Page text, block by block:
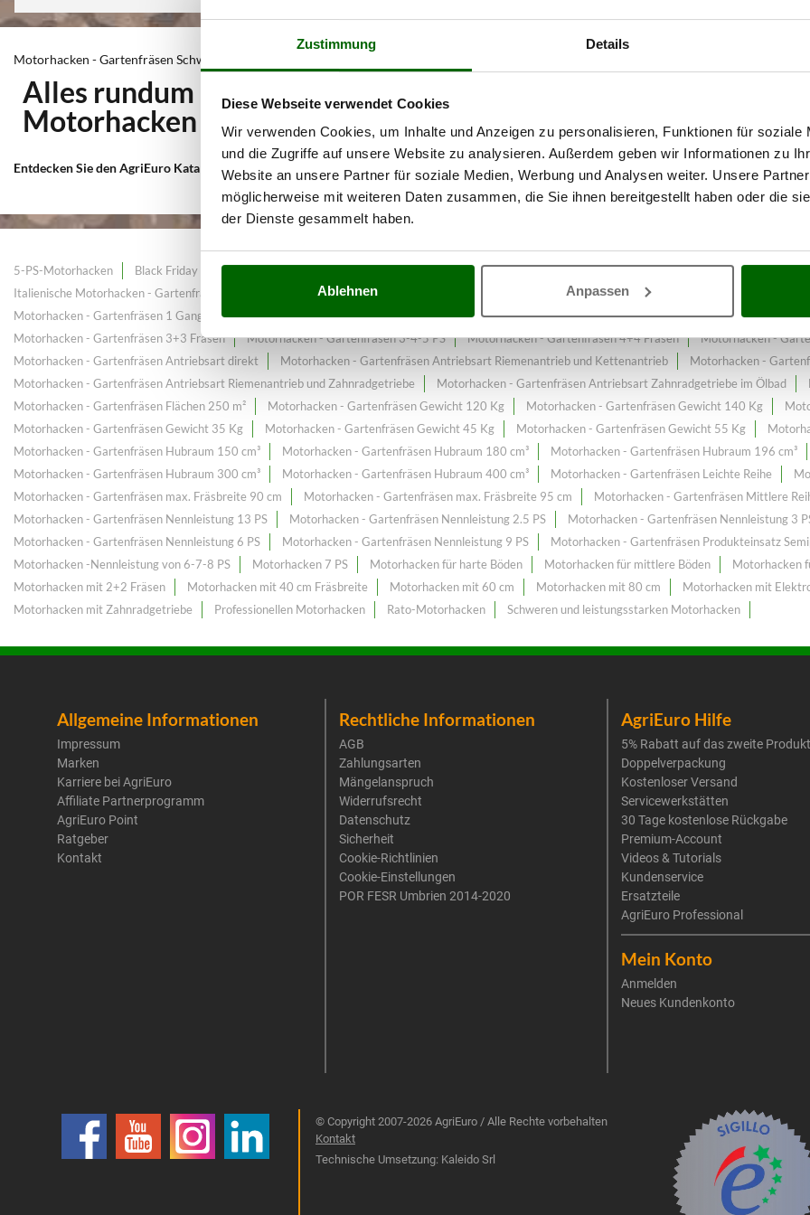
Zustimmung Details
Diese Webseite verwendet Cookies
Wir verwenden Cookies, um Inhalte und Anzeigen zu personalisieren, Funktionen für soziale
und die Zugriffe auf unsere Website zu analysieren. Außerdem geben wir Informationen zu
Website an unsere Partner für soziale Medien, Werbung und Analysen weiter. Unsere
möglicherweise mit weiteren Daten zusammen, die Sie ihnen bereitgestellt haben oder die
der Dienste gesammelt haben.
Ablehnen Anpassen
Motorhacken - Gartenfräsen Schwere Reihe
Alles rundum Geräte zur Bodenbearbeitung
Eine
Motorhacken - Gartenfräsen Schwere Reihezum BestPreis.
Entdecken Sie den AgriEuro Katalog 2026 für Motorhacken - Gartenfräsen Schwere Reihe , der laufend erweitert und aktualisiert wird
5-PS-Motorhacken Black Friday Motorhacken Briggs & Stratton Motorhacken GeoTech Motorhacken
Italienische Motorhacken - Gartenfräsen
Kleinen Motorhacken - Gartenfräsen Kleine Reihe Kleinen und leichten Motorhacken Kohler-
Motorhacken - Gartenfräsen 1 Gang
Motorhacken - Gartenfräsen 1 Gang + Rückwärtsgang Motorhacken - Gartenfräsen 2 Gänge +
Motorhacken - Gartenfräsen 3+3 Fräsen
Motorhacken - Gartenfräsen 3-4-5 PS Motorhacken - Gartenfräsen 4+4 Fräsen
Motorhacken -
Motorhacken - Gartenfräsen Antriebsart direkt
Motorhacken - Gartenfräsen Antriebsart Riemenantrieb und Kettenantrieb
Motorhacken -
Motorhacken - Gartenfräsen Antriebsart Riemenantrieb und Zahnradgetriebe
Motorhacken - Gartenfräsen Antriebsart Zahnradgetriebe im Ölbad
Motorhacken - Gartenfräsen Flächen 250 m²
Motorhacken - Gartenfräsen Gewicht 120 Kg Motorhacken - Gartenfräsen Gewicht 140 Kg
Motorhacken - Gartenfräsen Gewicht 35 Kg
Motorhacken - Gartenfräsen Gewicht 45 Kg Motorhacken - Gartenfräsen Gewicht 55 Kg
Motorhacken - Gartenfräsen Hubraum 150 cm³
Motorhacken - Gartenfräsen Hubraum 180 cm³ Motorhacken - Gartenfräsen Hubraum 196 cm³
Motorhacken - Gartenfräsen Hubraum 300 cm³
Motorhacken - Gartenfräsen Hubraum 400 cm³ Motorhacken - Gartenfräsen Leichte Reihe
Motorhacken - Gartenfräsen max. Fräsbreite 90 cm
Motorhacken - Gartenfräsen max. Fräsbreite 95 cm Motorhacken - Gartenfräsen Mittlere
Motorhacken - Gartenfräsen Nennleistung 13 PS
Motorhacken - Gartenfräsen Nennleistung 2.5 PS Motorhacken - Gartenfräsen Nennleistung 3
Motorhacken - Gartenfräsen Nennleistung 6 PS
Motorhacken - Gartenfräsen Nennleistung 9 PS Motorhacken - Gartenfräsen Produkteinsatz
Motorhacken -Nennleistung von 6-7-8 PS
Motorhacken 7 PS Motorhacken für harte Böden Motorhacken für mittlere Böden Motorhacken
Motorhacken mit 2+2 Fräsen
Motorhacken mit 40 cm Fräsbreite Motorhacken mit 60 cm Motorhacken mit 80 cm Motorhacken mit
Motorhacken mit Zahnradgetriebe
Professionellen Motorhacken Rato-Motorhacken Schweren und leistungsstarken Motorhacken
Allgemeine Informationen
Impressum
Marken
Karriere bei AgriEuro
Affiliate Partnerprogramm
AgriEuro Point
Ratgeber
Kontakt
Rechtliche Informationen
AGB
Zahlungsarten
Mängelanspruch
Widerrufsrecht
Datenschutz
Sicherheit
Cookie-Richtlinien
Cookie-Einstellungen
POR FESR Umbrien 2014-2020
AgriEuro Hilfe
5% Rabatt auf das zweite Produkt
Doppelverpackung
Kostenloser Versand
Servicewerkstätten
30 Tage kostenlose Rückgabe
Premium-Account
Videos & Tutorials
Kundenservice
Ersatzteile
AgriEuro Professional
Mein Konto
Anmelden
Neues Kundenkonto
© Copyright 2007-2026 AgriEuro / Alle Rechte vorbehalten
Kontakt
Technische Umsetzung: Kaleido Srl